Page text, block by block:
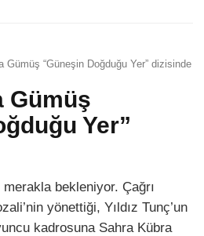
Gümüş “Güneşin Doğduğu Yer” dizisinde
Gümüş
Yer”
merakla bekleniyor. Çağrı
yönettiği, Yıldız Tunç’un
kadrosuna Sahra Kübra